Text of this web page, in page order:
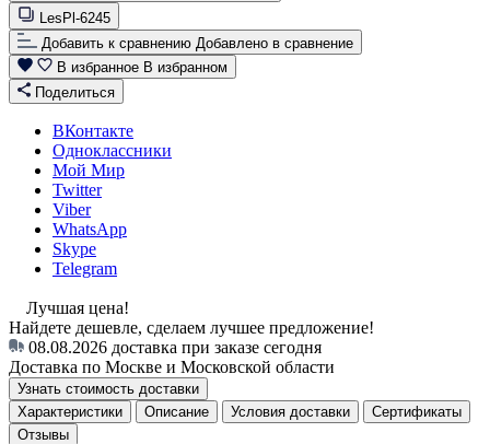
LesPl-6245
Добавить к сравнению Добавлено в сравнение
В избранное В избранном
Поделиться
ВКонтакте
Одноклассники
Мой Мир
Twitter
Viber
WhatsApp
Skype
Telegram
Лучшая цена!
Найдете дешевле, сделаем лучшее предложение!
08.08.2026 доставка при заказе сегодня
Доставка по Москве и Московской области
Узнать стоимость доставки
Характеристики
Описание Условия доставки
Сертификаты
Отзывы